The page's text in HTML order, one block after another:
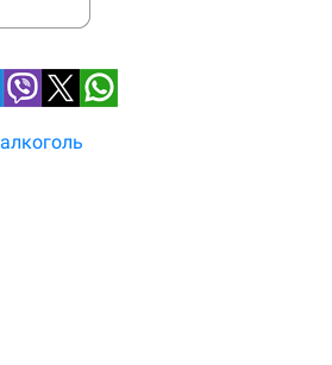
алкоголь